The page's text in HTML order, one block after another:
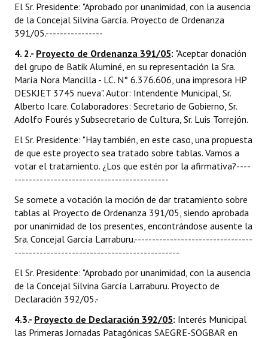
El Sr. Presidente: "Aprobado por unanimidad, con la ausencia
de la Concejal Silvina García. Proyecto de Ordenanza
391/05.----------------
4. 2.- Proyecto de Ordenanza 391/05: "Aceptar donación
del grupo de Batik Aluminé, en su representación la Sra.
María Nora Mancilla - LC. N° 6.376.606, una impresora HP
DESKJET 3745 nueva". Autor: Intendente Municipal, Sr.
Alberto Icare. Colaboradores: Secretario de Gobierno, Sr.
Adolfo Fourés y Subsecretario de Cultura, Sr. Luis Torrejón.
El Sr. Presidente: "Hay también, en este caso, una propuesta
de que este proyecto sea tratado sobre tablas. Vamos a
votar el tratamiento. ¿Los que estén por la afirmativa?----
-------------------------------------------
Se somete a votación la moción de dar tratamiento sobre
tablas al Proyecto de Ordenanza 391/05, siendo aprobada
por unanimidad de los presentes, encontrándose ausente la
Sra. Concejal García Larraburu.---------------------------------
----------------------------------------------
El Sr. Presidente: "Aprobado por unanimidad, con la ausencia
de la Concejal Silvina García Larraburu. Proyecto de
Declaración 392/05.-
4.3.- Proyecto de Declaración 392/05: Interés Municipal
las Primeras Jornadas Patagónicas SAEGRE-SOGBAR en